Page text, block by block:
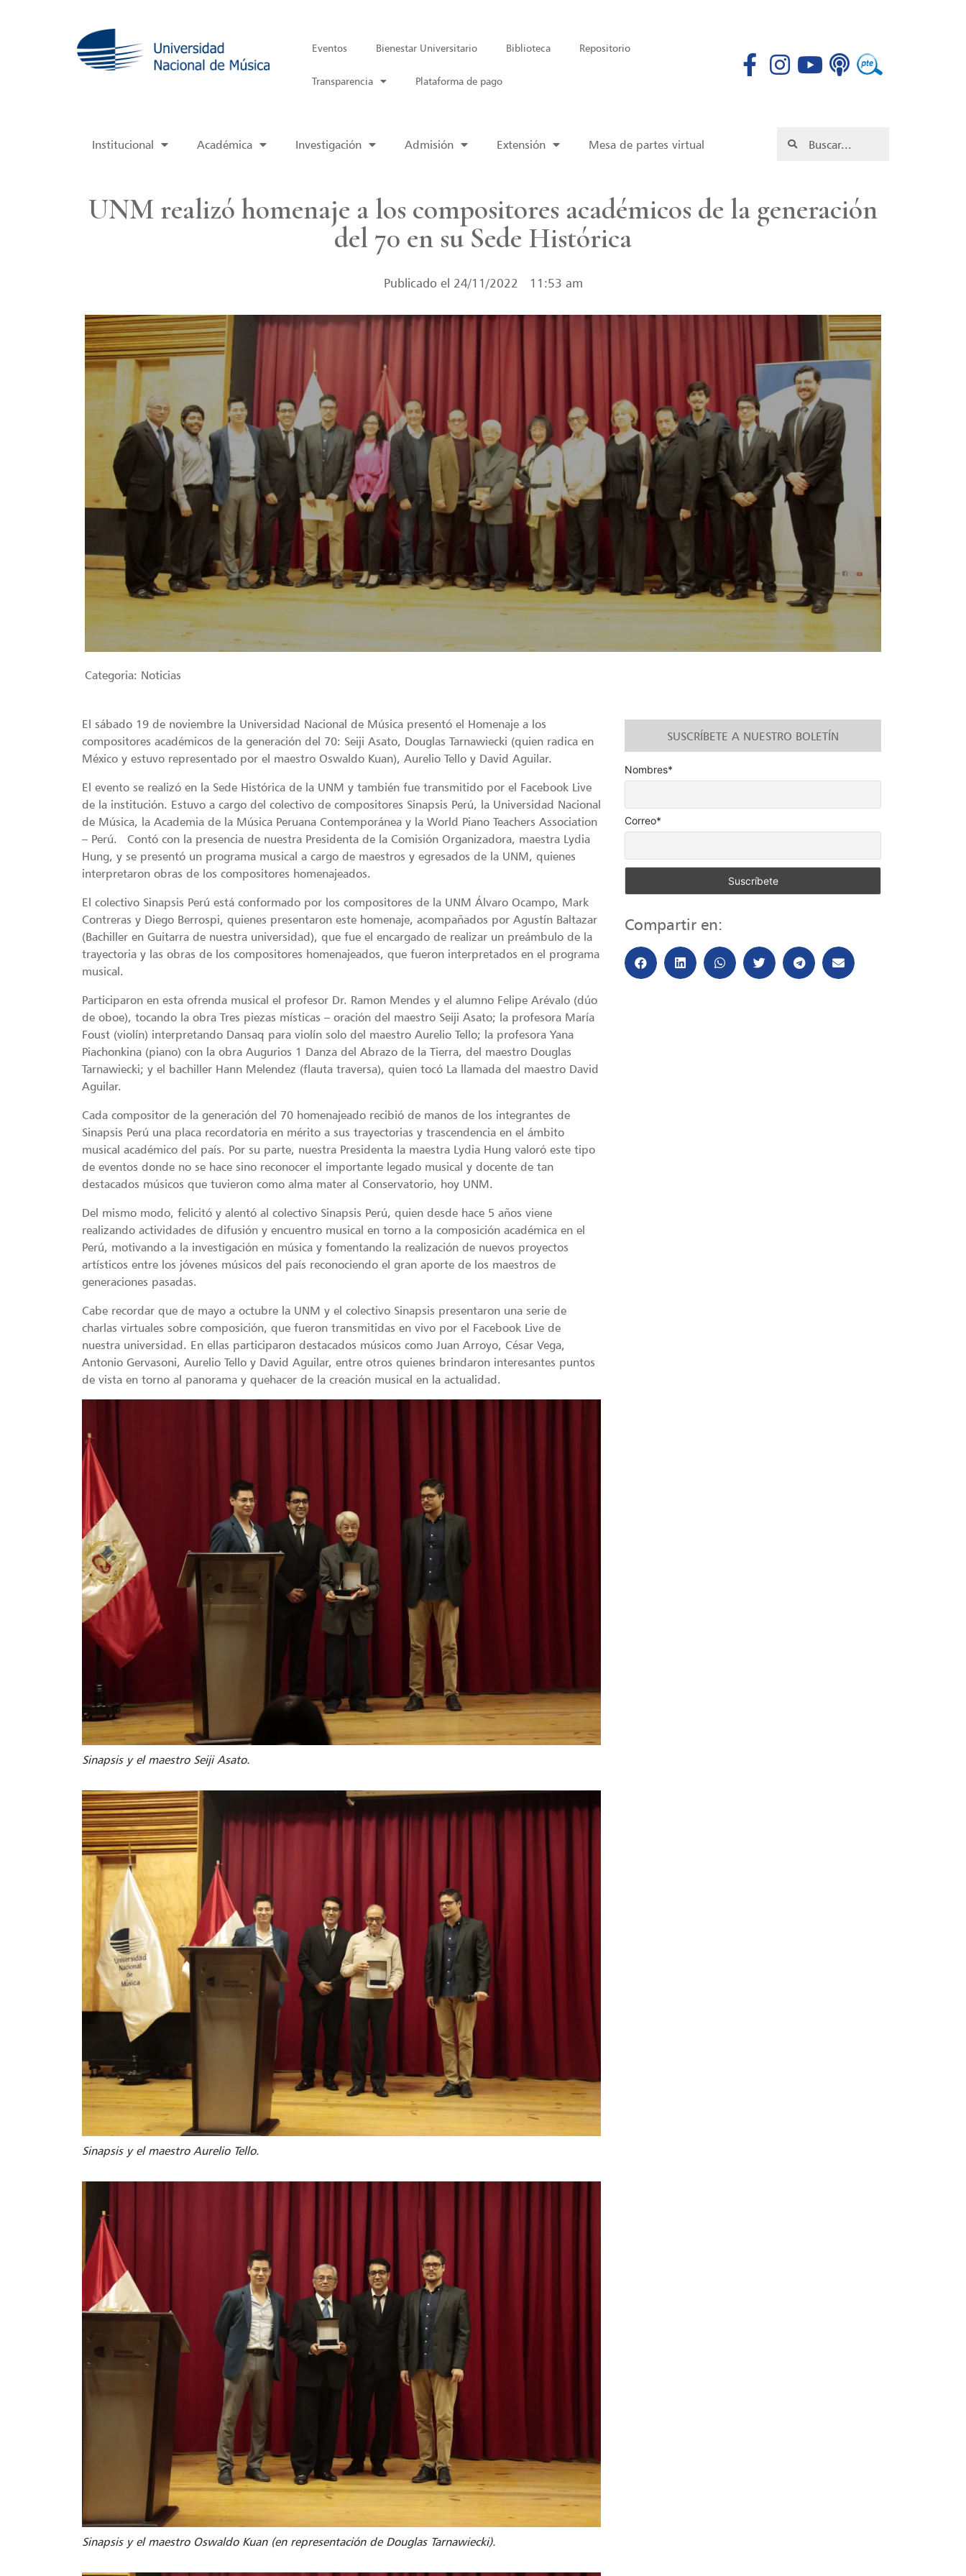
Eventos Bienestar Universitario Biblioteca Repositorio
Transparencia Plataforma de pago
Institucional Académica Investigación Admisión Extensión Mesa de partes virtual
UNM realizó homenaje a los compositores académicos de la generación
del 70 en su Sede Histórica
Publicado el 24/11/2022 11:53 am
Categoria: Noticias
El sábado 19 de noviembre la Universidad Nacional de Música presentó el Homenaje a los
compositores académicos de la generación del 70: Seiji Asato, Douglas Tarnawiecki (quien radica en
México y estuvo representado por el maestro Oswaldo Kuan), Aurelio Tello y David Aguilar.
El evento se realizó en la Sede Histórica de la UNM y también fue transmitido por el Facebook Live
de la institución. Estuvo a cargo del colectivo de compositores Sinapsis Perú, la Universidad Nacional
de Música, la Academia de la Música Peruana Contemporánea y la World Piano Teachers Association
– Perú. Contó con la presencia de nuestra Presidenta de la Comisión Organizadora, maestra Lydia
Hung, y se presentó un programa musical a cargo de maestros y egresados de la UNM, quienes
interpretaron obras de los compositores homenajeados.
El colectivo Sinapsis Perú está conformado por los compositores de la UNM Álvaro Ocampo, Mark
Contreras y Diego Berrospi, quienes presentaron este homenaje, acompañados por Agustín Baltazar
(Bachiller en Guitarra de nuestra universidad), que fue el encargado de realizar un preámbulo de la
trayectoria y las obras de los compositores homenajeados, que fueron interpretados en el programa
musical.
Participaron en esta ofrenda musical el profesor Dr. Ramon Mendes y el alumno Felipe Arévalo (dúo
de oboe), tocando la obra Tres piezas místicas – oración del maestro Seiji Asato; la profesora María
Foust (violín) interpretando Dansaq para violín solo del maestro Aurelio Tello; la profesora Yana
Piachonkina (piano) con la obra Augurios 1 Danza del Abrazo de la Tierra, del maestro Douglas
Tarnawiecki; y el bachiller Hann Melendez (flauta traversa), quien tocó La llamada del maestro David
Aguilar.
Cada compositor de la generación del 70 homenajeado recibió de manos de los integrantes de
Sinapsis Perú una placa recordatoria en mérito a sus trayectorias y trascendencia en el ámbito
musical académico del país. Por su parte, nuestra Presidenta la maestra Lydia Hung valoró este tipo
de eventos donde no se hace sino reconocer el importante legado musical y docente de tan
destacados músicos que tuvieron como alma mater al Conservatorio, hoy UNM.
Del mismo modo, felicitó y alentó al colectivo Sinapsis Perú, quien desde hace 5 años viene
realizando actividades de difusión y encuentro musical en torno a la composición académica en el
Perú, motivando a la investigación en música y fomentando la realización de nuevos proyectos
artísticos entre los jóvenes músicos del país reconociendo el gran aporte de los maestros de
generaciones pasadas.
Cabe recordar que de mayo a octubre la UNM y el colectivo Sinapsis presentaron una serie de
charlas virtuales sobre composición, que fueron transmitidas en vivo por el Facebook Live de
nuestra universidad. En ellas participaron destacados músicos como Juan Arroyo, César Vega,
Antonio Gervasoni, Aurelio Tello y David Aguilar, entre otros quienes brindaron interesantes puntos
de vista en torno al panorama y quehacer de la creación musical en la actualidad.
Sinapsis y el maestro Seiji Asato.
Sinapsis y el maestro Aurelio Tello.
Sinapsis y el maestro Oswaldo Kuan (en representación de Douglas Tarnawiecki).
SUSCRÍBETE A NUESTRO BOLETÍN
Nombres*
Correo*
Compartir en: